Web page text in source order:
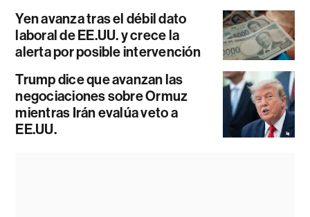
Yen avanza tras el débil dato
laboral de EE.UU. y crece la
alerta por posible intervención
Trump dice que avanzan las
negociaciones sobre Ormuz
mientras Irán evalúa veto a
EE.UU.